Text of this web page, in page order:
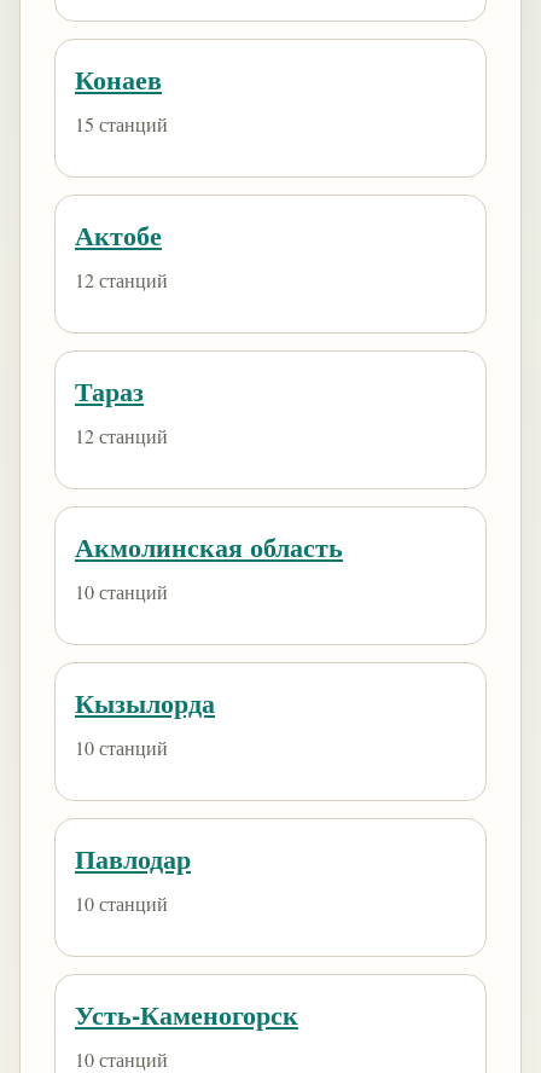
Конаев
15 станций
Актобе
12 станций
Тараз
12 станций
Акмолинская область
10 станций
Кызылорда
10 станций
Павлодар
10 станций
Усть-Каменогорск
10 станций